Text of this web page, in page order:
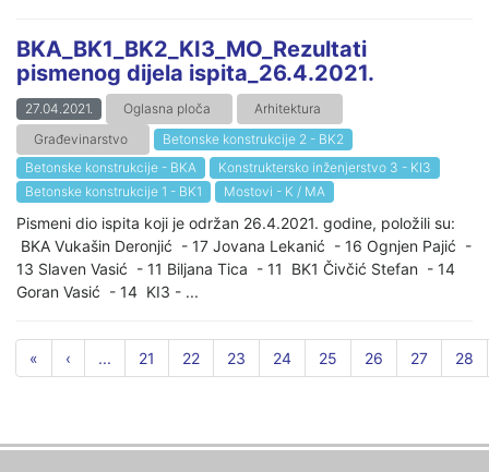
BKA_BK1_BK2_KI3_MO_Rezultati
pismenog dijela ispita_26.4.2021.
27.04.2021. Oglasna ploča
Arhitektura
Građevinarstvo
Betonske konstrukcije 2 - BK2
Betonske konstrukcije - BKA
Konstruktersko inženjerstvo 3 - KI3
Betonske konstrukcije 1 - BK1
Mostovi - K / MA
Pismeni dio ispita koji je održan 26.4.2021. godine, položili su:
BKA Vukašin Deronjić - 17 Jovana Lekanić - 16 Ognjen Pajić -
13 Slaven Vasić - 11 Biljana Tica - 11 BK1 Čivčić Stefan - 14
Goran Vasić - 14 KI3 - ...
« ‹ ... 21 22 23 24 25 26 27 28